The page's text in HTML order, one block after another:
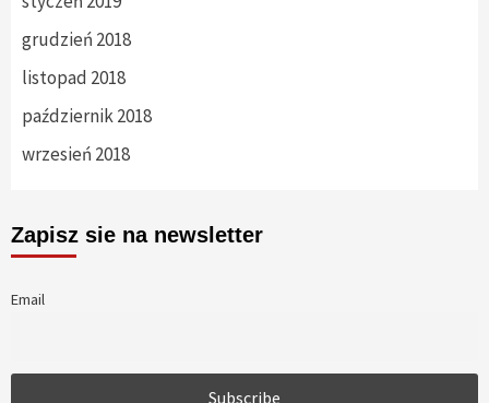
grudzień 2018
listopad 2018
październik 2018
wrzesień 2018
Zapisz sie na newsletter
Email